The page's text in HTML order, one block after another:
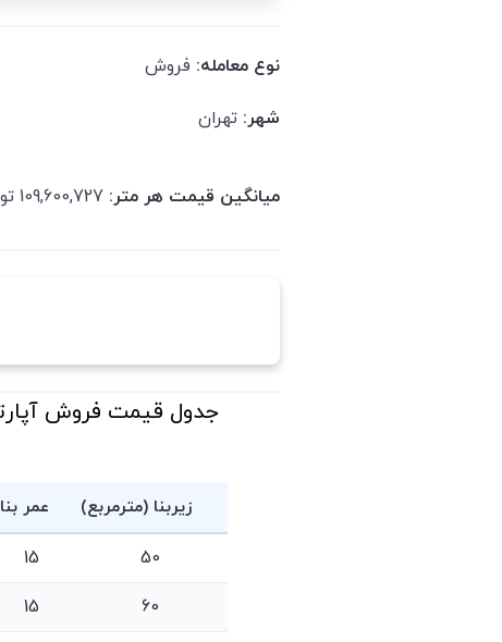
نوع معامله: فروش
شهر: تهران
میانگین قیمت هر متر:
زیربنا (مترمربع) عمر بنا
50
15
60
15